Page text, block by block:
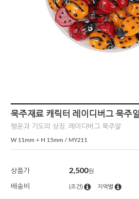
묵주재료 캐릭터 레이디버그 묵주
행운과 기도의 상징, 레이디버그 묵주알
W 11mm + H 15mm / MY211
상품가 2,500원
배송비 (조건) 지역별